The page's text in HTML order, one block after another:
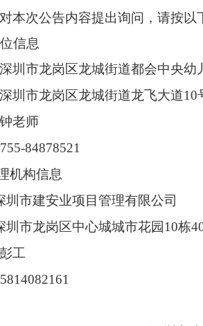
本次公告内容提出询问，请按以
信息
圳市龙岗区龙城街道都会中央幼
圳市龙岗区龙城街道龙飞大道10
老师
84878521
机构信息
圳市建安业项目管理有限公司
圳市龙岗区中心城城市花园10栋
工